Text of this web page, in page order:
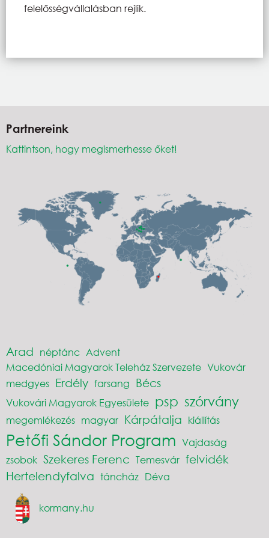
felelősségvállalásban rejlik.
Partnereink
Kattintson, hogy megismerhesse őket!
Arad néptánc Advent
Macedóniai Magyarok Teleház Szervezete Vukovár
medgyes Erdély farsang Bécs
Vukovári Magyarok Egyesülete psp szórvány
megemlékezés magyar Kárpátalja kiállítás
Petőfi Sándor Program Vajdaság
zsobok Szekeres Ferenc Temesvár felvidék
Hertelendyfalva táncház Déva
kormany.hu